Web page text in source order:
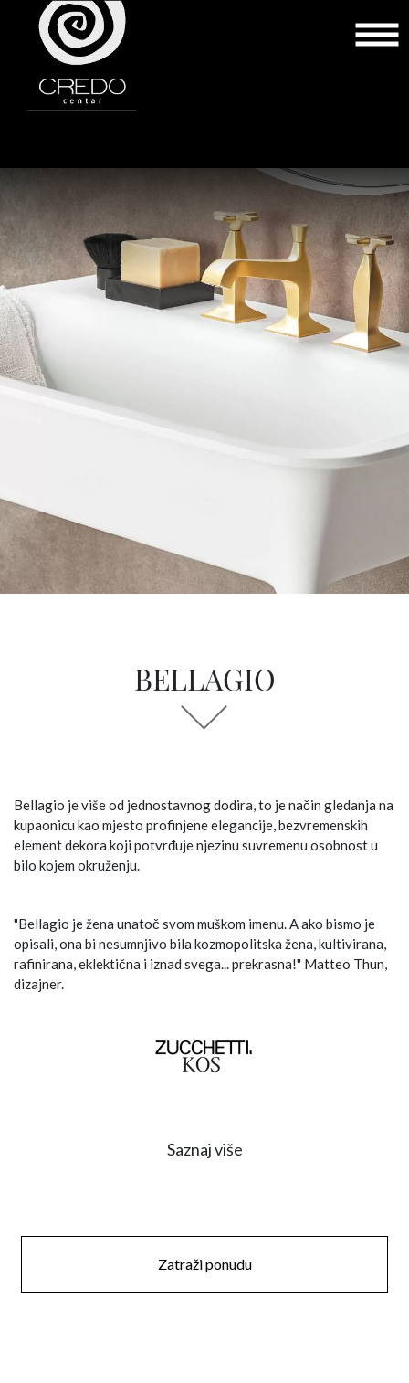
BELLAGIO
Bellagio je više od jednostavnog dodira, to je način gledanja na
kupaonicu kao mjesto profinjene elegancije, bezvremenskih
element dekora koji potvrđuje njezinu suvremenu osobnost u
bilo kojem okruženju.
"Bellagio je žena unatoč svom muškom imenu. A ako bismo je
opisali, ona bi nesumnjivo bila kozmopolitska žena, kultivirana,
rafinirana, eklektična i iznad svega... prekrasna!" Matteo Thun,
dizajner.
Saznaj više
Zatraži ponudu